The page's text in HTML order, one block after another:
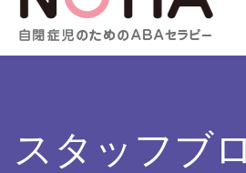
スタッフブ